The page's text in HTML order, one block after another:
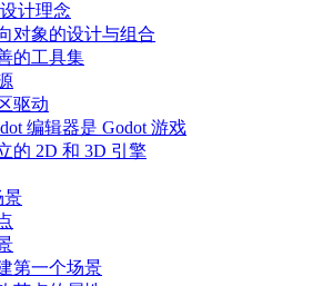
计理念
对象的设计与组合
的工具集
驱动
编辑器是 Godot 游戏
的 2D 和 3D 引擎
景
第一个场景